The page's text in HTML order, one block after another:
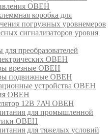
ОВЕН
коробка для
погружных уровнемеров
сигнализаторов уровня
для преобразователей
ОВЕН
врезные ОВЕН
подвижные ОВЕН
устройства ОВЕН
ОВЕН
12В 7АЧ ОВЕН
для промышленной
ОВЕН
для тяжелых условий